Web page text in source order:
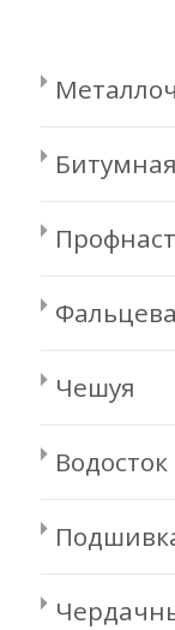
Чешуя
Водосток